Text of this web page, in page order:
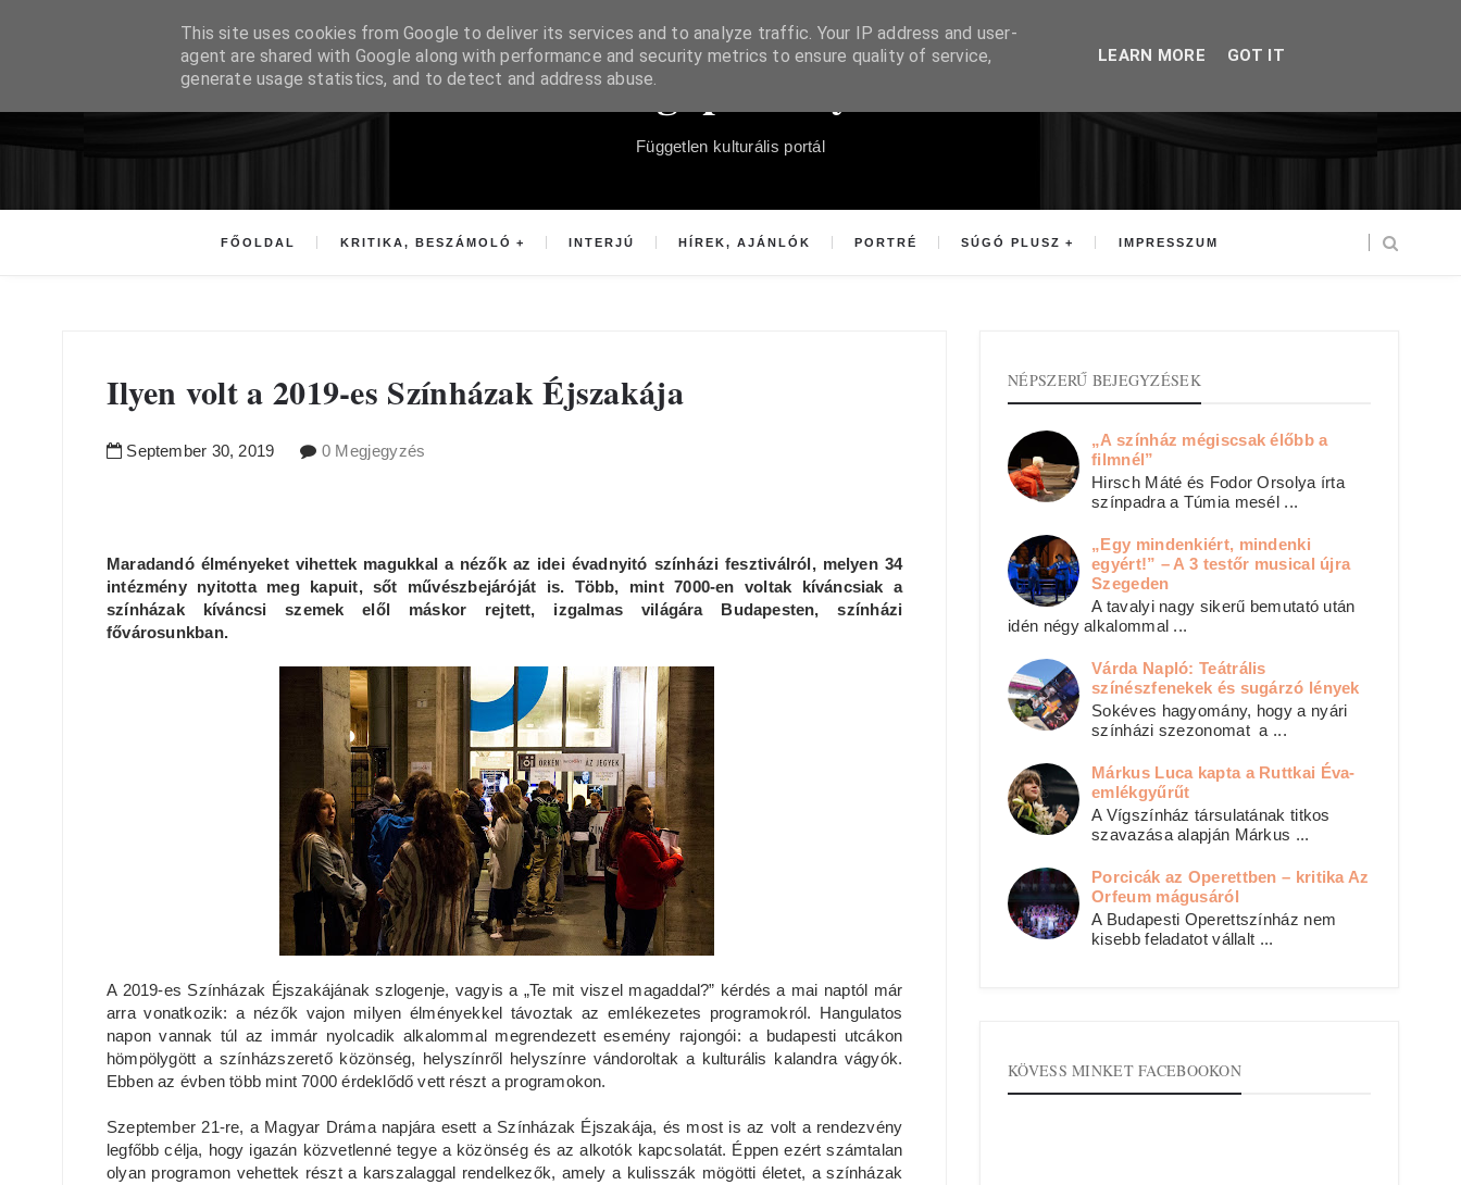
Súgópéldány
Független kulturális portál
FŐOLDAL KRITIKA, BESZÁMOLÓ INTERJÚ HÍREK, AJÁNLÓK PORTRÉ SÚGÓ PLUSZ IMPRESSZUM
Ilyen volt a 2019-es Színházak Éjszakája
September 30, 2019 0 Megjegyzés
Maradandó élményeket vihettek magukkal a nézők az idei évadnyitó színházi fesztiválról, melyen 34
intézmény nyitotta meg kapuit, sőt művészbejáróját is. Több, mint 7000-en voltak kíváncsiak a
színházak kíváncsi szemek elől máskor rejtett, izgalmas világára Budapesten, színházi
fővárosunkban.
A 2019-es Színházak Éjszakájának szlogenje, vagyis a „Te mit viszel magaddal?” kérdés a mai naptól már
arra vonatkozik: a nézők vajon milyen élményekkel távoztak az emlékezetes programokról. Hangulatos
napon vannak túl az immár nyolcadik alkalommal megrendezett esemény rajongói: a budapesti utcákon
hömpölygött a színházszerető közönség, helyszínről helyszínre vándoroltak a kulturális kalandra vágyók.
Ebben az évben több mint 7000 érdeklődő vett részt a programokon.
Szeptember 21-re, a Magyar Dráma napjára esett a Színházak Éjszakája, és most is az volt a rendezvény
legfőbb célja, hogy igazán közvetlenné tegye a közönség és az alkotók kapcsolatát. Éppen ezért számtalan
olyan programon vehettek részt a karszalaggal rendelkezők, amely a kulisszák mögötti életet, a színházak
NÉPSZERŰ BEJEGYZÉSEK
„A színház mégiscsak élőbb a
filmnél”
Hirsch Máté és Fodor Orsolya írta
színpadra a Túmia mesél ...
„Egy mindenkiért, mindenki
egyért!” – A 3 testőr musical újra
Szegeden
A tavalyi nagy sikerű bemutató után
idén négy alkalommal ...
Várda Napló: Teátrális
színészfenekek és sugárzó lények
Sokéves hagyomány, hogy a nyári
színházi szezonomat a ...
Márkus Luca kapta a Ruttkai Éva-
emlékgyűrűt
A Vígszínház társulatának titkos
szavazása alapján Márkus ...
Porcicák az Operettben – kritika Az
Orfeum mágusáról
A Budapesti Operettszínház nem
kisebb feladatot vállalt ...
KÖVESS MINKET FACEBOOKON
This site uses cookies from Google to deliver its services and to analyze traffic. Your IP address and user-
agent are shared with Google along with performance and security metrics to ensure quality of service,
generate usage statistics, and to detect and address abuse.
LEARN MORE GOT IT